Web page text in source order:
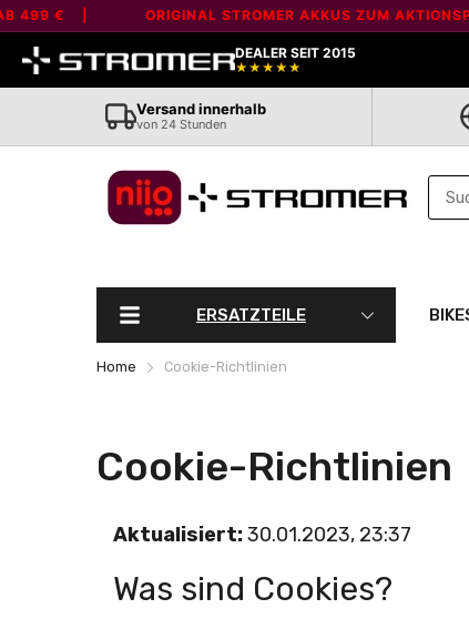
Liquid error (layout/theme line 80): Error in tag 'section' -
€ | ORIGINAL STROMER AKKUS ZUM
DEALER SEIT 2015
★★★★★
Versand innerhalb
von 24 Stunden
ERSATZTEILE
Home Cookie-Richtlinien
Cookie-Richtlinien
Aktualisiert:30.01.2023, 23:37
Was sind Cookies?